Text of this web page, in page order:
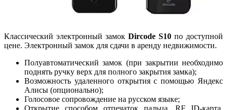
Классический электронный замок Dircode S10 по доступной
цене. Электронный замок для сдачи в аренду недвижимости.
Полуавтоматический замок (при закрытии необходимо
поднять ручку верх для полного закрытия замка);
Возможность удаленного открытия с помощью Яндекс
Алисы (опционально);
Голосовое сопровождение на русском языке;
Открытие способом отпечаток пальца, RF ID-карта,